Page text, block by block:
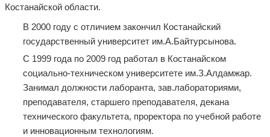
Костанайской области.
В 2000 году с отличием закончил Костанайский
государственный университет им.А.Байтурсынова.
С 1999 года по 2009 год работал в Костанайском
социально-техническом университете им.З.Алдамжар.
Занимал должности лаборанта, зав.лабораториями,
преподавателя, старшего преподавателя, декана
технического факультета, проректора по учебной работе
и инновационным технологиям.